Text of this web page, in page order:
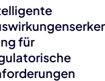
für